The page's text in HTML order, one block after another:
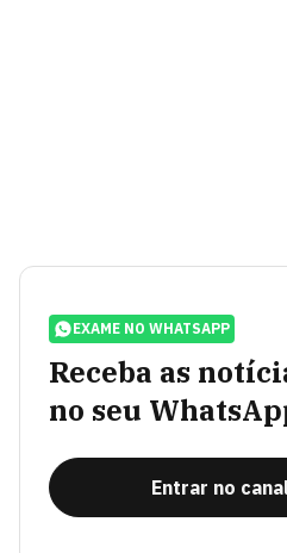
EXAME NO WHATSAPP
Receba as
no seu
Entrar no